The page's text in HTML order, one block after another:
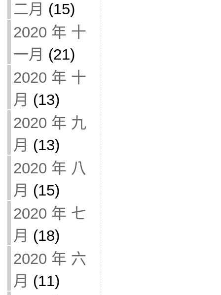
二月 (15)
2020 年 十
一月 (21)
2020 年 十
月 (13)
2020 年 九
月 (13)
2020 年 八
月 (15)
2020 年 七
月 (18)
2020 年 六
月 (11)